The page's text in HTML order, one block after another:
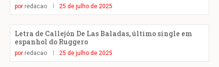
por redacao 25 de julho de 2025
Letra de Callejón De Las Baladas, último single em
espanhol do Ruggero
por redacao 25 de julho de 2025